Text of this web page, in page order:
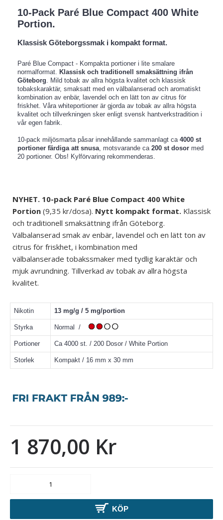
10-Pack Paré Blue Compact 400 White
Portion.
Klassisk Göteborgssmak i kompakt format.
Paré Blue Compact - Kompakta portioner i lite smalare
normalformat. Klassisk och traditionell smaksättning ifrån
Göteborg. Mild tobak av allra högsta kvalitet och klassisk
tobakskaraktär, smaksatt med en välbalanserad och aromatiskt
kombination av enbär, lavendel och en lätt ton av citrus för
friskhet. Våra whiteportioner är gjorda av tobak av allra högsta
kvalitet och tillverkningen sker enligt svensk hantverkstradition i
vår egen fabrik.
10-pack miljösmarta påsar innehållande sammanlagt ca 4000 st
portioner färdiga att snusa, motsvarande ca 200 st dosor med
20 portioner. Obs! Kylförvaring rekommenderas.
NYHET. 10-pack Paré Blue Compact 400 White
Portion (9,35 kr/dosa). Nytt kompakt format. Klassisk
och traditionell smaksättning ifrån Göteborg.
Välbalanserad smak av enbär, lavendel och en lätt ton av
citrus för friskhet, i kombination med
välbalanserade tobakssmaker med tydlig karaktär och
mjuk avrundning. Tillverkad av tobak av allra högsta
kvalitet.
Nikotin 13 mg/g / 5 mg/portion
Styrka Normal /
Portioner Ca 4000 st. / 200 Dosor / White Portion
Storlek Kompakt / 16 mm x 30 mm
1 870,00 Kr
KÖP